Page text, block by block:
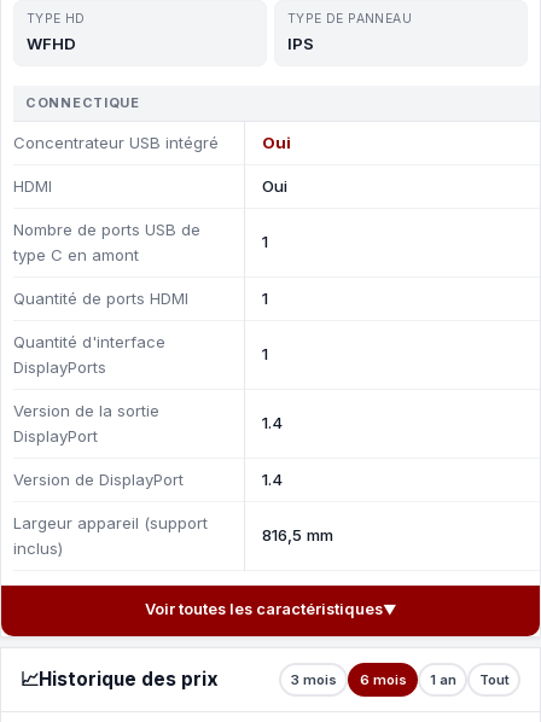
TYPE HD
WFHD
TYPE DE PANNEAU
IPS
CONNECTIQUE
Concentrateur USB intégré Oui
HDMI Oui
Nombre de ports USB de
type C en amont
1
Quantité de ports HDMI 1
Quantité d'interface
DisplayPorts
1
Version de la sortie
DisplayPort
1.4
Version de DisplayPort 1.4
Largeur appareil (support
inclus)
816,5 mm
Voir toutes les caractéristiques▼
📈Historique des prix 3 mois 6 mois 1 an Tout